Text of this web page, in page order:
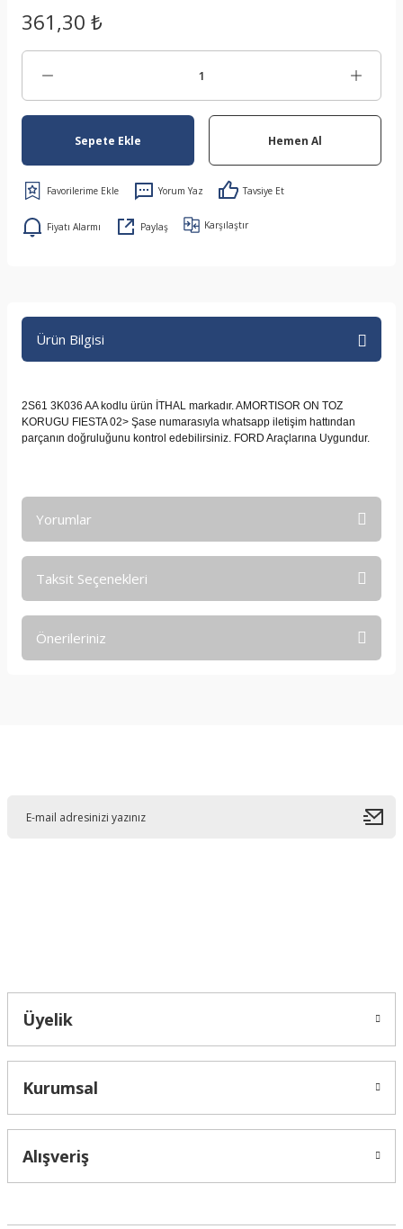
361,30 ₺
Sepete Ekle Hemen Al
Yorum Yaz Tavsiye Et
Fiyatı Alarmı Paylaş Karşılaştır
Ürün Bilgisi
2S61 3K036 AA kodlu ürün İTHAL markadır. AMORTISOR ON TOZ
KORUGU FIESTA 02> Şase numarasıyla whatsapp iletişim hattından
parçanın doğruluğunu kontrol edebilirsiniz. FORD Araçlarına Uygundur.
Yorumlar
Taksit Seçenekleri
Önerileriniz
Üyelik
Kurumsal
Alışveriş